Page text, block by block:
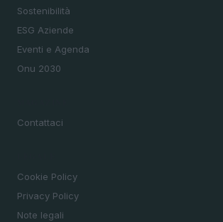
Sostenibilità
ESG Aziende
Eventi e Agenda
Onu 2030
Contattaci
Cookie Policy
Privacy Policy
Note legali